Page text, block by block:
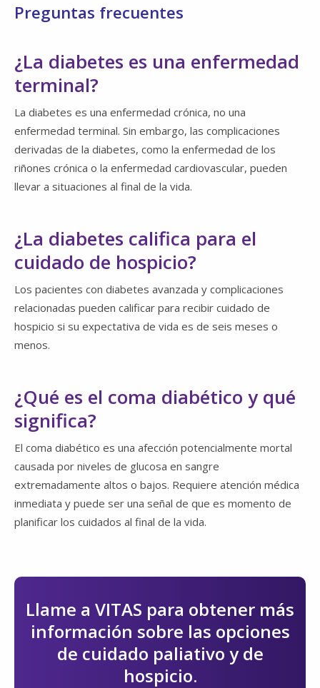
Preguntas frecuentes
¿La diabetes es una enfermedad
terminal?
La diabetes es una enfermedad crónica, no una
enfermedad terminal. Sin embargo, las complicaciones
derivadas de la diabetes, como la enfermedad de los
riñones crónica o la enfermedad cardiovascular, pueden
llevar a situaciones al final de la vida.
¿La diabetes califica para el
cuidado de hospicio?
Los pacientes con diabetes avanzada y complicaciones
relacionadas pueden calificar para recibir cuidado de
hospicio si su expectativa de vida es de seis meses o
menos.
¿Qué es el coma diabético y qué
significa?
El coma diabético es una afección potencialmente mortal
causada por niveles de glucosa en sangre
extremadamente altos o bajos. Requiere atención médica
inmediata y puede ser una señal de que es momento de
planificar los cuidados al final de la vida.
Llame a VITAS para obtener más
información sobre las opciones
de cuidado paliativo y de
hospicio.